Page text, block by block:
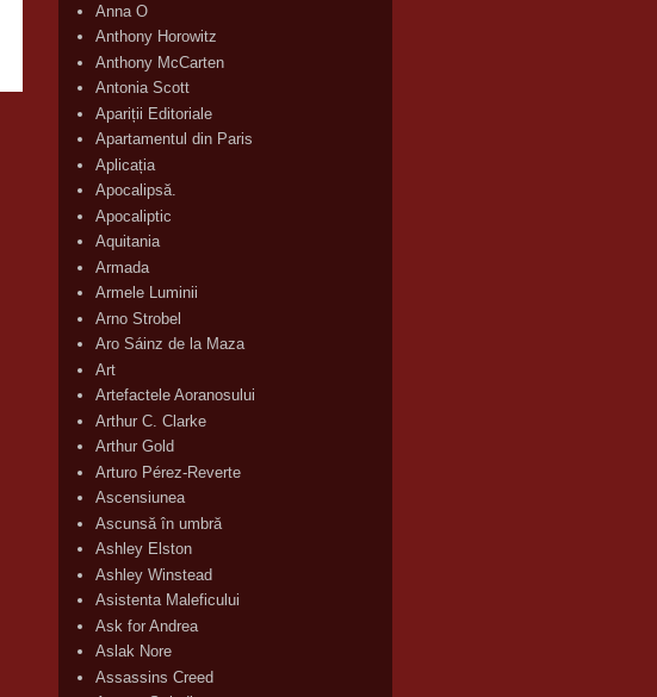
Anna O
Anthony Horowitz
Anthony McCarten
Antonia Scott
Apariții Editoriale
Apartamentul din Paris
Aplicația
Apocalipsă.
Apocaliptic
Aquitania
Armada
Armele Luminii
Arno Strobel
Aro Sáinz de la Maza
Art
Artefactele Aoranosului
Arthur C. Clarke
Arthur Gold
Arturo Pérez-Reverte
Ascensiunea
Ascunsă în umbră
Ashley Elston
Ashley Winstead
Asistenta Maleficului
Ask for Andrea
Aslak Nore
Assassins Creed